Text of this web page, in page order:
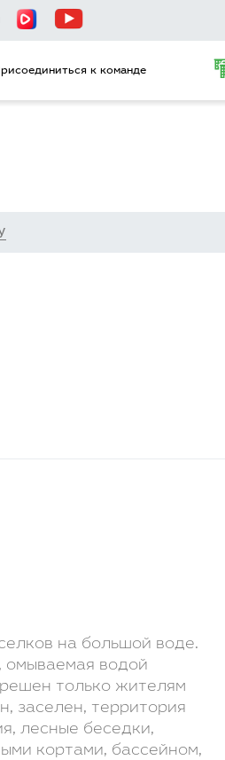
к команде
на большой воде.
омываемая водой
только жителям
заселен, территория
лесные беседки,
кортами, бассейном,